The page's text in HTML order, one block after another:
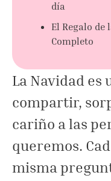
día
El Regalo de
Completo
La Navidad es
compartir,
cariño a las
queremos.
misma